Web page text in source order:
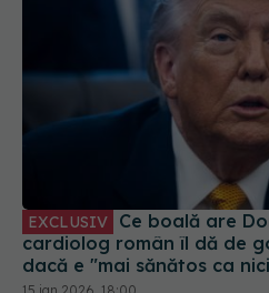
cardiolog român îl dă de
dacă e "mai sănătos ca
15 ian 2026, 18:00